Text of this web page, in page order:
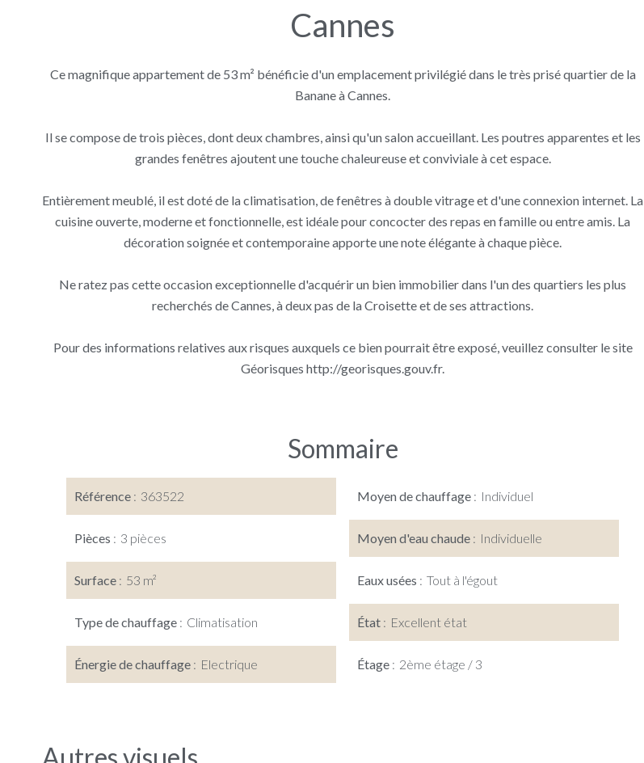
Cannes
Ce magnifique appartement de 53 m² bénéficie d'un emplacement privilégié dans le très prisé quartier de la
Banane à Cannes.
Il se compose de trois pièces, dont deux chambres, ainsi qu'un salon accueillant. Les poutres apparentes et les
grandes fenêtres ajoutent une touche chaleureuse et conviviale à cet espace.
Entièrement meublé, il est doté de la climatisation, de fenêtres à double vitrage et d'une connexion internet. La
cuisine ouverte, moderne et fonctionnelle, est idéale pour concocter des repas en famille ou entre amis. La
décoration soignée et contemporaine apporte une note élégante à chaque pièce.
Ne ratez pas cette occasion exceptionnelle d'acquérir un bien immobilier dans l'un des quartiers les plus
recherchés de Cannes, à deux pas de la Croisette et de ses attractions.
Pour des informations relatives aux risques auxquels ce bien pourrait être exposé, veuillez consulter le site
Géorisques http://georisques.gouv.fr.
Sommaire
Référence 363522
Pièces 3 pièces
Surface 53 m²
Type de chauffage Climatisation
Énergie de chauffage Electrique
Moyen de chauffage Individuel
Moyen d'eau chaude Individuelle
Eaux usées Tout à l'égout
État Excellent état
Étage 2ème étage / 3